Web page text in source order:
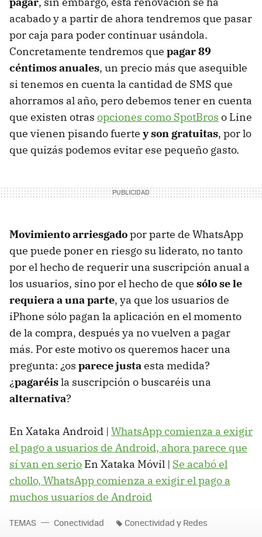
acabado y a partir de ahora tendremos que pasar
por caja para poder continuar usándola.
Concretamente tendremos que pagar 89
céntimos anuales, un precio más que asequible
si tenemos en cuenta la cantidad de SMS que
ahorramos al año, pero debemos tener en cuenta
que existen otras opciones como SpotBros o Line
que vienen pisando fuerte y son gratuitas, por lo
que quizás podemos evitar ese pequeño gasto.
Movimiento arriesgadopor parte de WhatsApp
que puede poner en riesgo su liderato, no tanto
por el hecho de requerir una suscripción anual a
los usuarios, sino por el hecho de que sólo se le
requiera a una parte, ya que los usuarios de
iPhone sólo pagan la aplicación en el momento
de la compra, después ya no vuelven a pagar
más. Por este motivo os queremos hacer una
pregunta: ¿os parece justaesta medida?
¿pagaréisla suscripción o buscaréis una
alternativa?
En Xataka Android | WhatsApp comienza a exigir
el pago a usuarios de Android, ahora parece que
sí van en serio En Xataka Móvil | Se acabó el
chollo, WhatsApp comienza a exigir el pago a
muchos usuarios de Android
TEMAS Conectividad Conectividad y Redes